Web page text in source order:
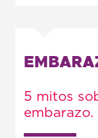
5 mitos
embarazo.